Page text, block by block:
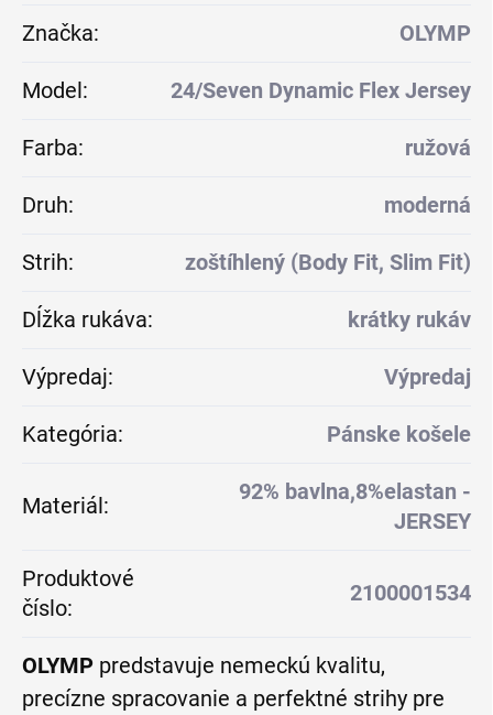
Značka: OLYMP
Model: 24/Seven Dynamic Flex Jersey
Farba: ružová
Druh: moderná
Strih: zoštíhlený (Body Fit, Slim Fit)
Dĺžka rukáva: krátky rukáv
Výpredaj: Výpredaj
Kategória: Pánske košele
Materiál:
92% bavlna,8%elastan -
JERSEY
Produktové
číslo:
2100001534
OLYMP predstavuje nemeckú kvalitu,
precízne spracovanie a perfektné strihy pre